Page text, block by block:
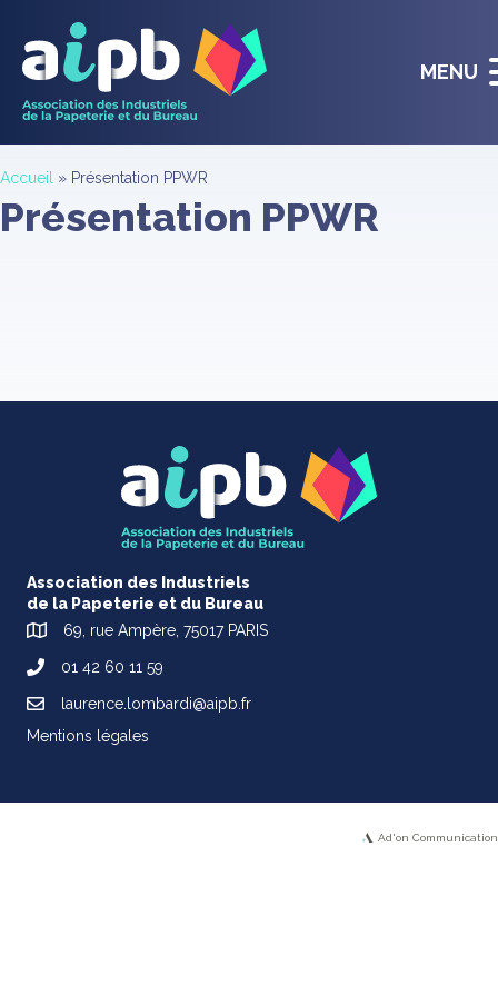
MENU
Accueil » Présentation PPWR
Présentation PPWR
Association des Industriels
de la Papeterie et du Bureau
69, rue Ampère, 75017 PARIS
01 42 60 11 59
laurence.lombardi@aipb.fr
Mentions légales
Ad'on Communication